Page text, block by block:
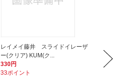
レイメイ藤井 スライドイレーザ
ー(クリア) KUM(ク...
330円
33ポイント
ー(ク
330円